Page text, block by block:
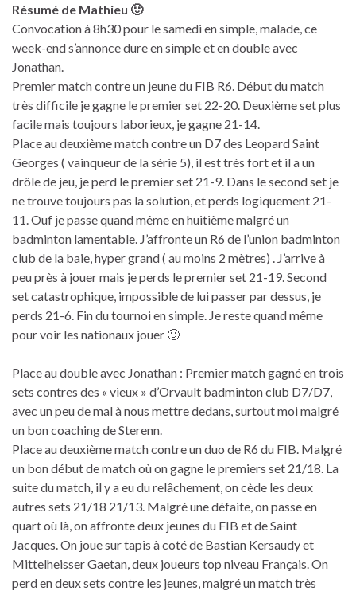
Résumé de Mathieu 🙂
Convocation à 8h30 pour le samedi en simple, malade, ce
week-end s’annonce dure en simple et en double avec
Jonathan.
Premier match contre un jeune du FIB R6. Début du match
très difficile je gagne le premier set 22-20. Deuxième set plus
facile mais toujours laborieux, je gagne 21-14.
Place au deuxième match contre un D7 des Leopard Saint
Georges ( vainqueur de la série 5), il est très fort et il a un
drôle de jeu, je perd le premier set 21-9. Dans le second set je
ne trouve toujours pas la solution, et perds logiquement 21-
11. Ouf je passe quand même en huitième malgré un
badminton lamentable. J’affronte un R6 de l’union badminton
club de la baie, hyper grand ( au moins 2 mètres) . J’arrive à
peu près à jouer mais je perds le premier set 21-19. Second
set catastrophique, impossible de lui passer par dessus, je
perds 21-6. Fin du tournoi en simple. Je reste quand même
pour voir les nationaux jouer 🙂
Place au double avec Jonathan : Premier match gagné en trois
sets contres des « vieux » d’Orvault badminton club D7/D7,
avec un peu de mal à nous mettre dedans, surtout moi malgré
un bon coaching de Sterenn.
Place au deuxième match contre un duo de R6 du FIB. Malgré
un bon début de match où on gagne le premiers set 21/18. La
suite du match, il y a eu du relâchement, on cède les deux
autres sets 21/18 21/13. Malgré une défaite, on passe en
quart où là, on affronte deux jeunes du FIB et de Saint
Jacques. On joue sur tapis à coté de Bastian Kersaudy et
Mittelheisser Gaetan, deux joueurs top niveau Français. On
perd en deux sets contre les jeunes, malgré un match très